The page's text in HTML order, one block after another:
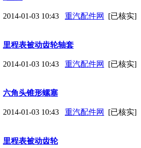
2014-01-03 10:43 重汽配件网 [已核实]
里程表被动齿轮轴套
2014-01-03 10:43 重汽配件网 [已核实]
六角头锥形螺塞
2014-01-03 10:43 重汽配件网 [已核实]
里程表被动齿轮